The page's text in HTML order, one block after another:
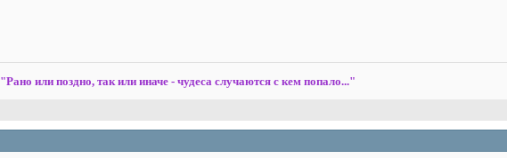
"Рано или поздно, так или иначе - чудеса случаются с кем попало..."